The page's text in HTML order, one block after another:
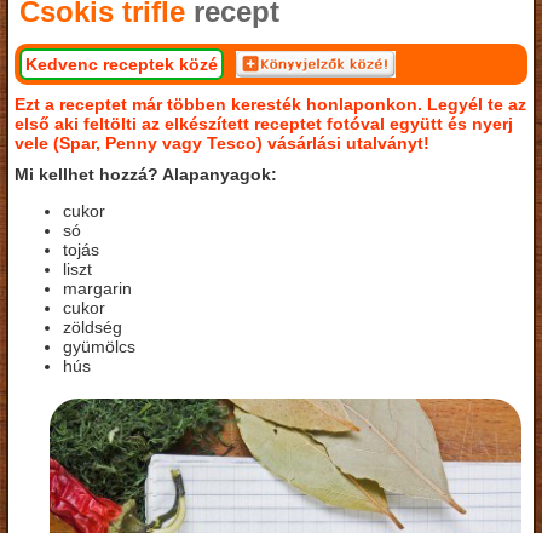
Csokis trifle recept
Kedvenc receptek közé
Ezt a receptet már többen keresték honlaponkon. Legyél te az
első aki feltölti az elkészített receptet fotóval együtt és nyerj
vele (Spar, Penny vagy Tesco) vásárlási utalványt!
Mi kellhet hozzá? Alapanyagok:
cukor
só
tojás
liszt
margarin
cukor
zöldség
gyümölcs
hús